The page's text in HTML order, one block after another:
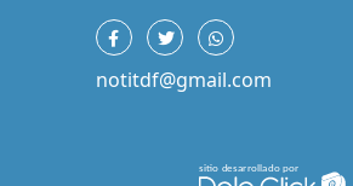
notitdf@gmail.com